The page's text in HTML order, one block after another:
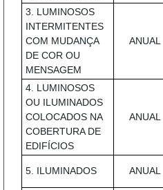
3. LUMINOSOS
INTERMITENTES
COM MUDANÇA
DE COR OU
MENSAGEM
ANUAL
4. LUMINOSOS
OU ILUMINADOS
COLOCADOS NA
COBERTURA DE
EDIFÍCIOS
ANUAL
5. ILUMINADOS ANUAL